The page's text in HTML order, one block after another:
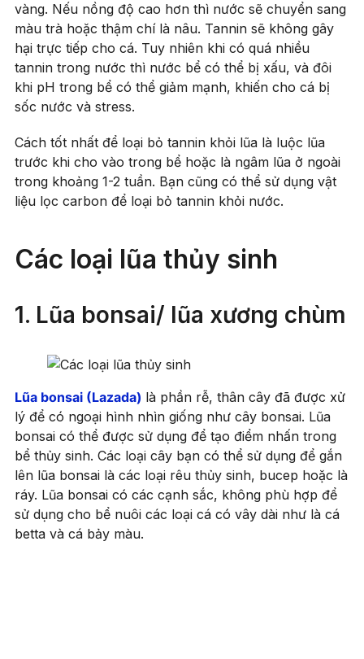
vàng. Nếu nồng độ cao hơn thì nước sẽ chuyển sang
màu trà hoặc thậm chí là nâu. Tannin sẽ không gây
hại trực tiếp cho cá. Tuy nhiên khi có quá nhiều
tannin trong nước thì nước bể có thể bị xấu, và đôi
khi pH trong bể có thể giảm mạnh, khiến cho cá bị
sốc nước và stress.
Cách tốt nhất để loại bỏ tannin khỏi lũa là luộc lũa
trước khi cho vào trong bể hoặc là ngâm lũa ở ngoài
trong khoảng 1-2 tuần. Bạn cũng có thể sử dụng vật
liệu lọc carbon để loại bỏ tannin khỏi nước.
Các loại lũa thủy sinh
1. Lũa bonsai/ lũa xương chùm
Lũa bonsai (Lazada) là phần rễ, thân cây đã được xử
lý để có ngoại hình nhìn giống như cây bonsai. Lũa
bonsai có thể được sử dụng để tạo điểm nhấn trong
bể thủy sinh. Các loại cây bạn có thể sử dụng để gắn
lên lũa bonsai là các loại rêu thủy sinh, bucep hoặc là
ráy. Lũa bonsai có các cạnh sắc, không phù hợp để
sử dụng cho bể nuôi các loại cá có vây dài như là cá
betta và cá bảy màu.